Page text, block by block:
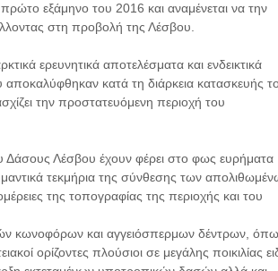
εξάμηνο του 2016 και αναμένεται να την
στη προβολή της Λέσβου.
ερευνητικά αποτελέσματα και ενδεικτικά
κατά τη διάρκεια κατασκευής
την προστατευόμενη περιοχή του
Δάσους Λέσβου έχουν φέρει στο φως ευρήματα
τεκμήρια της σύνθεσης των
της τοπογραφίας της περιοχής και του
κωνοφόρων και αγγειόσπερμων δέντρων,
ορίζοντες πλούσιοι σε μεγάλης ποικιλίας